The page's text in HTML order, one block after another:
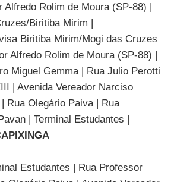
Alfredo Rolim de Moura (SP-88) |
Biritiba Mirim |
Biritiba Mirim/Mogi das Cruzes
Alfredo Rolim de Moura (SP-88) |
Miguel Gemma | Rua Julio Perotti
| Avenida Vereador Narciso
Rua Olegário Paiva | Rua
| Terminal Estudantes |
Estudantes | Rua Professor